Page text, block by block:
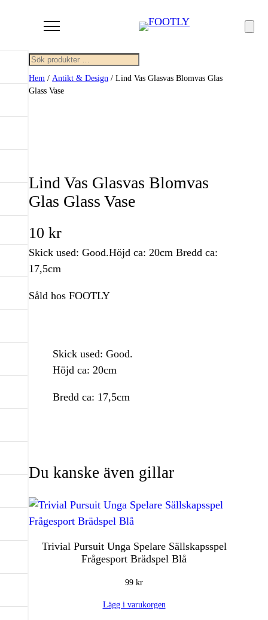
Sök
Hem / Antikt & Design / Lind Vas Glasvas Blomvas Glas
Glass Vase
Lind Vas Glasvas Blomvas
Glas Glass Vase
10 kr
Skick used: Good.Höjd ca: 20cm Bredd ca:
17,5cm
Såld hos FOOTLY
Skick used: Good.
Höjd ca: 20cm
Bredd ca: 17,5cm
Du kanske även gillar
Trivial Pursuit Unga Spelare Sällskapsspel
Frågesport Brädspel Blå
99 kr
Lägg i varukorgen